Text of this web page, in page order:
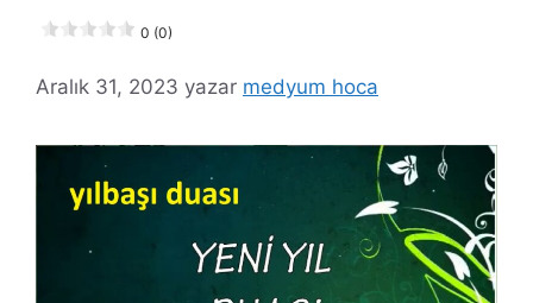
0 (0)
Aralık 31, 2023 yazar medyum hoca